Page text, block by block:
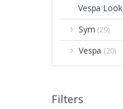
Vespa Look
Sym (29)
Vespa (20)
Filters